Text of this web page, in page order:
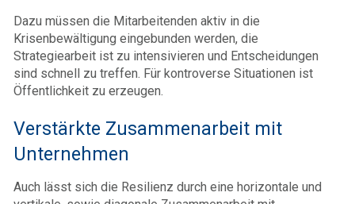
Dazu müssen die Mitarbeitenden aktiv in die
Krisenbewältigung eingebunden werden, die
Strategiearbeit ist zu intensivieren und Entscheidungen
sind schnell zu treffen. Für kontroverse Situationen ist
Öffentlichkeit zu erzeugen.
Verstärkte Zusammenarbeit mit
Unternehmen
Auch lässt sich die Resilienz durch eine horizontale und